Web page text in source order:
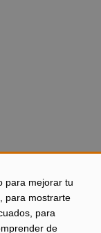
para mejorar tu
para mostrarte
para
de